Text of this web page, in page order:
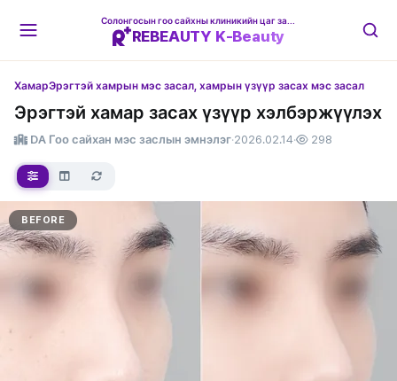
REBEAUTY K-Beauty
ХамарЭрэгтэй хамрын мэс засал, хамрын үзүүр засах мэс засал
Эрэгтэй хамар засах үзүүр хэлбэржүүлэх
DA Гоо сайхан мэс заслын эмнэлэг·2026.02.14· 298
BEFORE